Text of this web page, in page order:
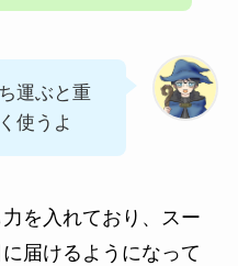
運ぶと重
使うよ
を入れており、スー
届けるようになって